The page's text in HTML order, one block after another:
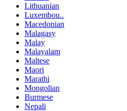
Lithuanian
Luxembou..
Macedonian
Malagasy
Malay
Malayalam
Maltese
Maori
Marathi
Mongolian
Burmese
Nepali